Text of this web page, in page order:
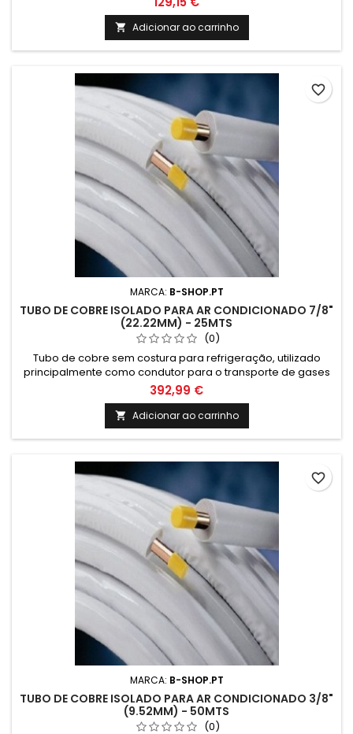
refrigeração e ar condicionado.
 Adicionar ao carrinho
MARCA: B-SHOP.PT
TUBO DE COBRE ISOLADO PARA AR CONDICIONADO 7/8"
(22.22MM) - 25MTS
(0)
Tubo de cobre sem costura para refrigeração, utilizado
principalmente como condutor para o transporte de gases
em equipamentos de refrigeração, unidades de
refrigeração e ar condicionado.
392,99 €
 Adicionar ao carrinho
favorite_border
MARCA: B-SHOP.PT
TUBO DE COBRE ISOLADO PARA AR CONDICIONADO 3/8"
(9.52MM) - 50MTS
(0)
favorite_border